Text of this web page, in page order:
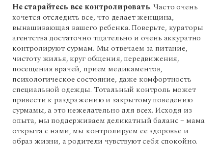
Не старайтесь все контролировать. Часто очень
хочется отследить все, что делает женщина,
вынашивающая вашего ребенка. Поверьте, кураторы
агентства достаточно тщательно и очень аккуратно
контролируют сурмам. Мы отвечаем за питание,
чистоту жилья, круг общения, передвижения,
посещения врачей, прием медикаментов,
психологическое состояние, даже комфортность
специальной одежды. Тотальный контроль может
привести к раздражению и закрытому поведению
сурмамы, а это нежелательно для всех. Исходя из
опыта, мы поддерживаем деликатный баланс – мама
открыта с нами, мы контролируем ее здоровье и
образ жизни, а родители чувствуют себя спокойно.